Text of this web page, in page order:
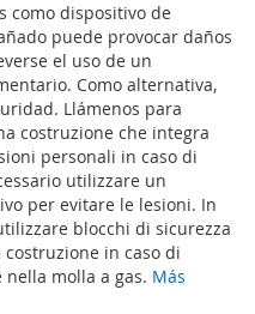
como dispositivo de
puede provocar daños
el uso de un
Como alternativa,
Llámenos para
costruzione che integra
personali in caso di
utilizzare un
per evitare le lesioni. In
blocchi di sicurezza
in caso di
molla a gas. Más